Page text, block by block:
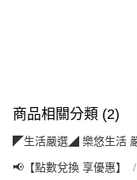
商品相關分類 (2)
◤生活嚴選◢ 樂悠生活
📢【點數兌換 享優惠】